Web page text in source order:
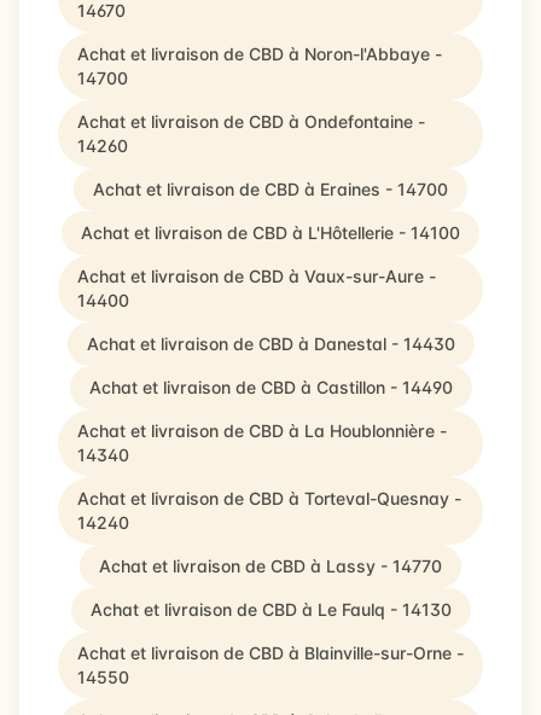
14670
Achat et livraison de CBD à Noron-l'Abbaye -
14700
Achat et livraison de CBD à Ondefontaine -
14260
Achat et livraison de CBD à Eraines - 14700
Achat et livraison de CBD à L'Hôtellerie - 14100
Achat et livraison de CBD à Vaux-sur-Aure -
14400
Achat et livraison de CBD à Danestal - 14430
Achat et livraison de CBD à Castillon - 14490
Achat et livraison de CBD à La Houblonnière -
14340
Achat et livraison de CBD à Torteval-Quesnay -
14240
Achat et livraison de CBD à Lassy - 14770
Achat et livraison de CBD à Le Faulq - 14130
Achat et livraison de CBD à Blainville-sur-Orne -
14550